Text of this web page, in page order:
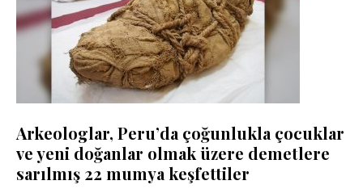
Arkeologlar, Peru’da çoğunlukla çocuklar
ve yeni doğanlar olmak üzere demetlere
sarılmış 22 mumya keşfettiler